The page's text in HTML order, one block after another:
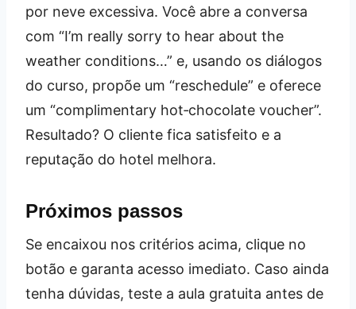
por neve excessiva. Você abre a conversa
com “I’m really sorry to hear about the
weather conditions…” e, usando os diálogos
do curso, propõe um “reschedule” e oferece
um “complimentary hot‑chocolate voucher”.
Resultado? O cliente fica satisfeito e a
reputação do hotel melhora.
Próximos passos
Se encaixou nos critérios acima, clique no
botão e garanta acesso imediato. Caso ainda
tenha dúvidas, teste a aula gratuita antes de